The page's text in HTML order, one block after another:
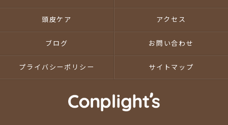
頭皮ケア アクセス
ブログ お問い合わせ
プライバシーポリシー サイトマップ